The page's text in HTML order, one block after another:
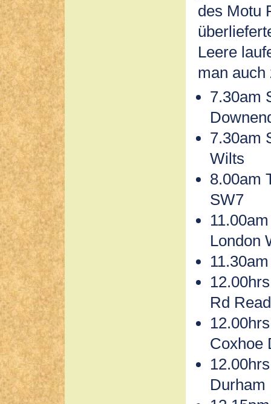
des Motu
Leere
man auch
7.30am
7.30am
Wilts
8.00am
SW7
London
Rd
Coxhoe
Durham